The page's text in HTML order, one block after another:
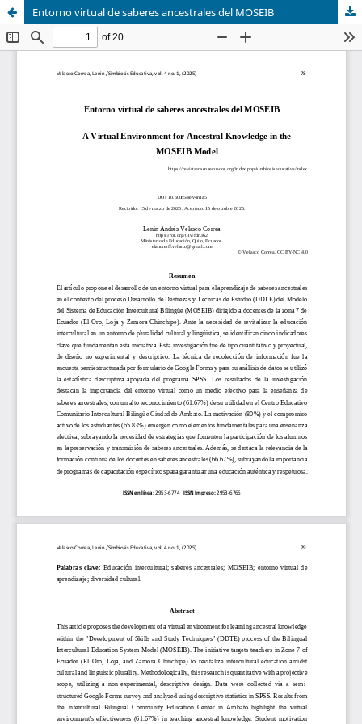
Entorno virtual de saberes ancestrales del MOSEIB